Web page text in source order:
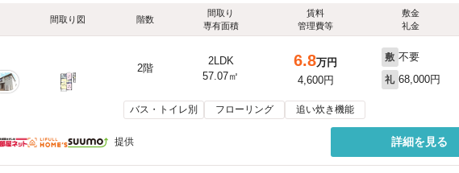
間取り図 階数
間取り
専有面積
賃料
管理費等
敷金
礼金
2階
2LDK
57.07㎡
6.8万円
4,600円
敷 不要
礼 68,000円
バス・トイレ別 フローリング 追い炊き機能
提供 詳細を見る